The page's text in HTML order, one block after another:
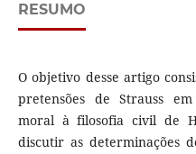
RESUMO
O objetivo desse artigo
pretensões de Strauss
moral à filosofia civil de
discutir as determinações